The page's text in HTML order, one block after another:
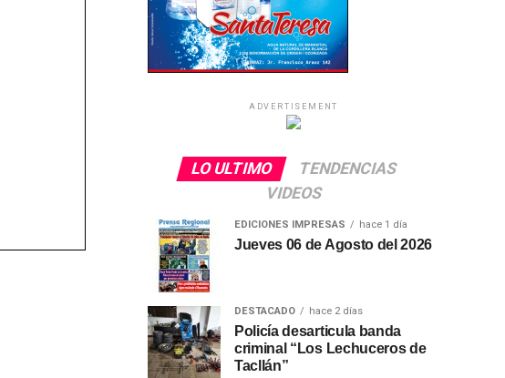
ADVERTISEMENT
LO ULTIMO
TENDENCIAS
VIDEOS
EDICIONES IMPRESAS hace 1 día
Jueves 06 de Agosto del 2026
DESTACADO hace 2 días
Policía desarticula banda
criminal “Los Lechuceros de
Tacllán”